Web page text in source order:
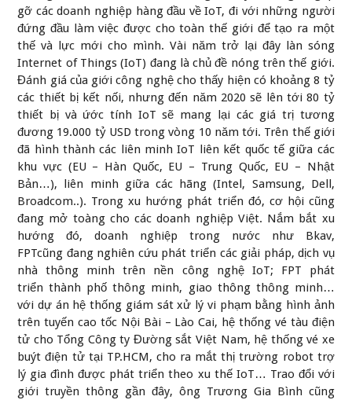
gỡ các doanh nghiệp hàng đầu về IoT, đi với những người
đứng đầu làm việc được cho toàn thế giới để tạo ra một
thế và lực mới cho mình. Vài năm trở lại đây làn sóng
Internet of Things (IoT) đang là chủ đề nóng trên thế giới.
Đánh giá của giới công nghệ cho thấy hiện có khoảng 8 tỷ
các thiết bị kết nối, nhưng đến năm 2020 sẽ lên tới 80 tỷ
thiết bị và ứớc tính IoT sẽ mang lại các giá trị tương
đương 19.000 tỷ USD trong vòng 10 năm tới. Trên thế giới
đã hình thành các liên minh IoT liên kết quốc tế giữa các
khu vực (EU – Hàn Quốc, EU – Trung Quốc, EU – Nhật
Bản…), liên minh giữa các hãng (Intel, Samsung, Dell,
Broadcom..). Trong xu hướng phát triển đó, cơ hội cũng
đang mở toàng cho các doanh nghiệp Việt. Nắm bắt xu
hướng đó, doanh nghiệp trong nước như Bkav,
FPTcũng đang nghiên cứu phát triển các giải pháp, dịch vụ
nhà thông minh trên nền công nghệ IoT; FPT phát
triển thành phố thông minh, giao thông thông minh…
với dự án hệ thống giám sát xử lý vi phạm bằng hình ảnh
trên tuyến cao tốc Nội Bài – Lào Cai, hệ thống vé tàu điện
tử cho Tổng Công ty Đường sắt Việt Nam, hệ thống vé xe
buýt điện tử tại TP.HCM, cho ra mắt thị trường robot trợ
lý gia đình được phát triển theo xu thế IoT… Trao đổi với
giới truyền thông gần đây, ông Trương Gia Bình cũng